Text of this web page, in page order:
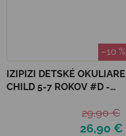
–10 %
IZIPIZI DETSKÉ OKULIARE
CHILD 5-7 ROKOV #D -
26,90 €
29,90 €